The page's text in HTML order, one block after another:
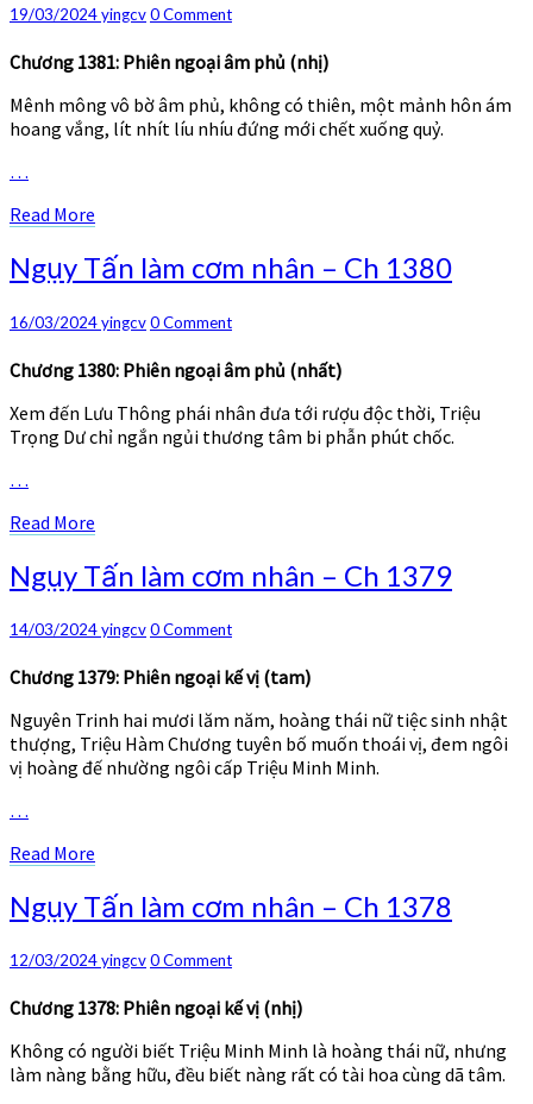
nhân
Ch
–
1382
19/03/2024yingcvComments
0 Comment
Chương 1381: Phiên ngoại âm phủ (nhị)
Mênh mông vô bờ âm phủ, không có thiên, một mảnh hôn ám
hoang vắng, lít nhít líu nhíu đứng mới chết xuống quỷ.
…
Read More
Ngụy
Tấn
cơm
–
Ch
1380
Ngụy Tấn làm cơm nhân – Ch 1380
16/03/2024yingcvComments
0 Comment
Chương 1380: Phiên ngoại âm phủ (nhất)
Xem đến Lưu Thông phái nhân đưa tới rượu độc thời, Triệu
Trọng Dư chỉ ngắn ngủi thương tâm bi phẫn phút chốc.
…
Read More
Ngụy
Tấn
cơm
–
Ch
1379
Ngụy Tấn làm cơm nhân – Ch 1379
14/03/2024yingcvComments
0 Comment
Chương 1379: Phiên ngoại kế vị (tam)
Nguyên Trinh hai mươi lăm năm, hoàng thái nữ tiệc sinh nhật
thượng, Triệu Hàm Chương tuyên bố muốn thoái vị, đem ngôi
vị hoàng đế nhường ngôi cấp Triệu Minh Minh.
…
Read More
Ngụy
Tấn
cơm
–
Ch
1378
Ngụy Tấn làm cơm nhân – Ch 1378
12/03/2024yingcvComments
0 Comment
Chương 1378: Phiên ngoại kế vị (nhị)
Không có người biết Triệu Minh Minh là hoàng thái nữ, nhưng
làm nàng bằng hữu, đều biết nàng rất có tài hoa cùng dã tâm.